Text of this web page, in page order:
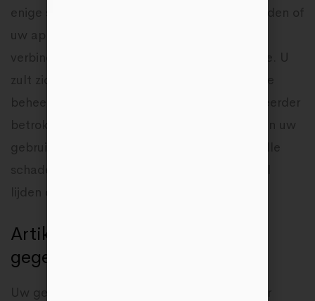
enige schade die u zelf oploopt, dan wel derden of
uw apparatuur oplopen als gevolg van uw
verbinding met of het gebruik van de website. U
zult zich onthouden van iedere actie tegen de
beheerder als gevolg hiervan. Indien de beheerder
betrokken raakt bij een geschil als gevolg van uw
gebruik van deze website, is hij gerechtigd alle
schade die hij dientengevolge lijdt en nog zal
lijden op u te verhalen.
Artikel 6 – Het verzamelen van
gegevens
Uw gegevens worden verzameld door Render